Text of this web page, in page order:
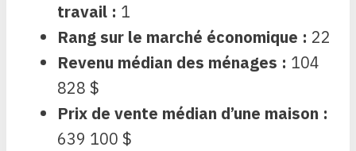
travail : 1
Rang sur le marché économique : 22
Revenu médian des ménages : 104
828 $
Prix ​​de vente médian d’une maison :
639 100 $